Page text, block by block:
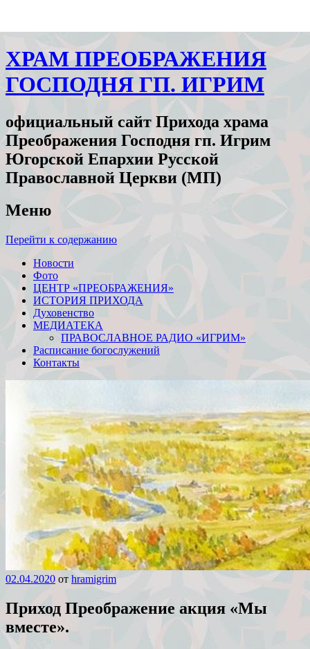
ХРАМ ПРЕОБРАЖЕНИЯ
ГОСПОДНЯ ГП. ИГРИМ
официальный сайт Прихода храма
Преображения Господня гп. Игрим
Югорской Епархии Русской
Православной Церкви (МП)
Меню
Перейти к содержанию
Новости
Фото
ЦЕНТР «ПРЕОБРАЖЕНИЯ»
ИСТОРИЯ ПРИХОДА
Духовенство
МЕДИАТЕКА
ПРАВОСЛАВНОЕ РАДИО «ИГРИМ»
Расписание богослужений
Контакты
02.04.2020 от hramigrim
Приход Преображение акция «Мы
вместе».